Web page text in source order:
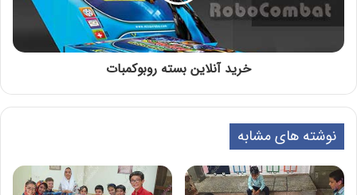
خرید آنلاین بسته روبوکمبات
نوشته های مشابه